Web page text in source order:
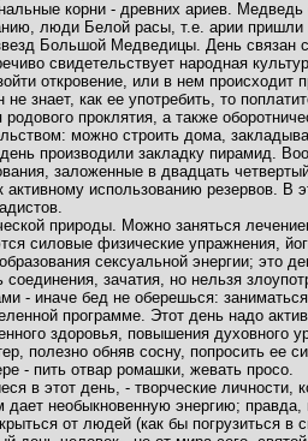
корни - древних ариев.
люди Белой расы, т.е. арии
Большой Медведицы. День связан
свидетельствует народная
откровение, или в нем происходит
знает, как ее употребить, то
проклятия, а также
можно строить дома,
производили закладку пирамид.
заложенные в двадцать
использованию резервов. В
природы. Можно заняться
силовые физические упражнения,
сексуальной энергии; это
зачатия, но нельзя
- иначе бед не оберешься:
программе. Этот день надо
здоровья, повышения духовного
полезно обняв сосну, попросить ее
- пить отвар ромашки, жевать просо.
в этот день, - творческие личности,
дает необыкновенную энергию;
от людей (как бы погрузиться в